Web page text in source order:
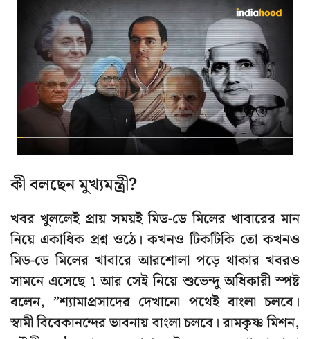
কী বলছেন মুখ্যমন্ত্রী?
খবর খুললেই প্রায় সময়ই মিড-ডে মিলের খাবারের মান
নিয়ে একাধিক প্রশ্ন ওঠে। কখনও টিকটিকি তো কখনও
মিড-ডে মিলের খাবারে আরশোলা পড়ে থাকার খবরও
সামনে এসেছে ৷ আর সেই নিয়ে শুভেন্দু অধিকারী স্পষ্ট
বলেন, ”শ্যামাপ্রসাদের দেখানো পথেই বাংলা চলবে।
স্বামী বিবেকানন্দের ভাবনায় বাংলা চলবে। রামকৃষ্ণ মিশন,